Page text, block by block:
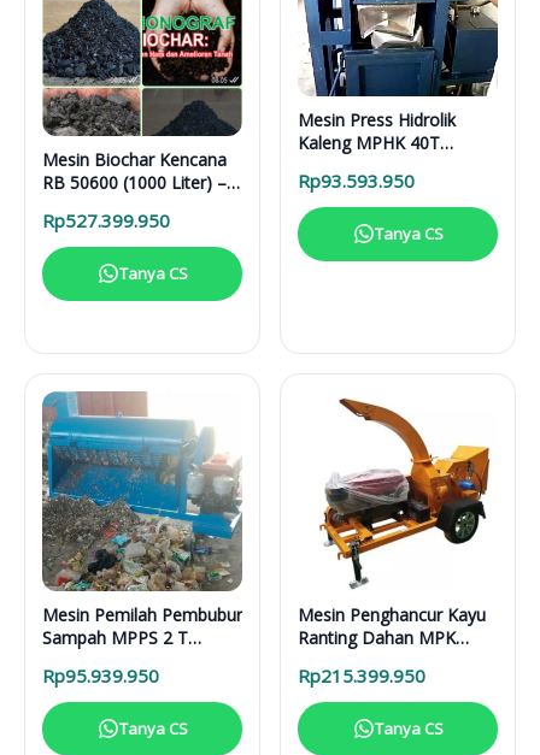
Mesin Biochar Kencana
RB 50600 (1000 Liter) –
Lengkap
Rp527.399.950
Tanya CS
Mesin Press Hidrolik
Kaleng MPHK 40T
Rp93.593.950
Tanya CS
Mesin Pemilah Pembubur
Sampah MPPS 2 T
Rp95.939.950
Tanya CS
Mesin Penghancur Kayu
Ranting Dahan MPK
Rp215.399.950
Tanya CS